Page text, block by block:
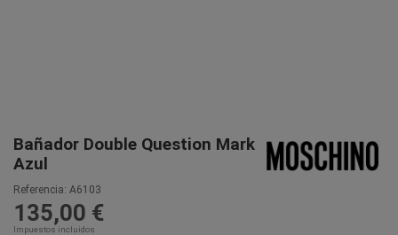
Bañador Double Question Mark
Azul
Referencia: A6103
135,00 €
Impuestos incluidos